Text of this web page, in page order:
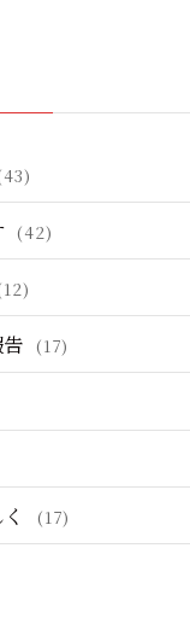
(42)
(17)
(17)